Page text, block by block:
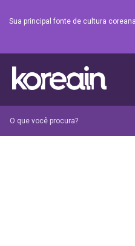
Sua principal fonte de cultura